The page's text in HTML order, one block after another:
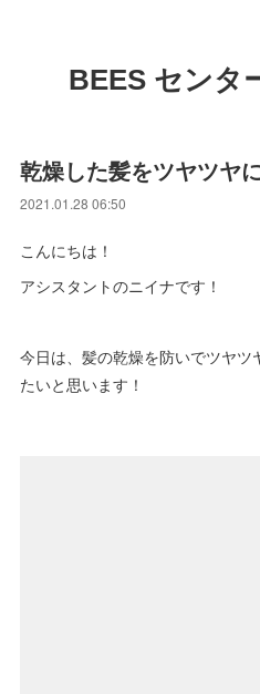
BEES センタ
乾燥した髪をツヤツヤ
2021.01.28 06:50
こんにちは！
アシスタントのニイナです！
今日は、髪の乾燥を防いでツヤツ
たいと思います！